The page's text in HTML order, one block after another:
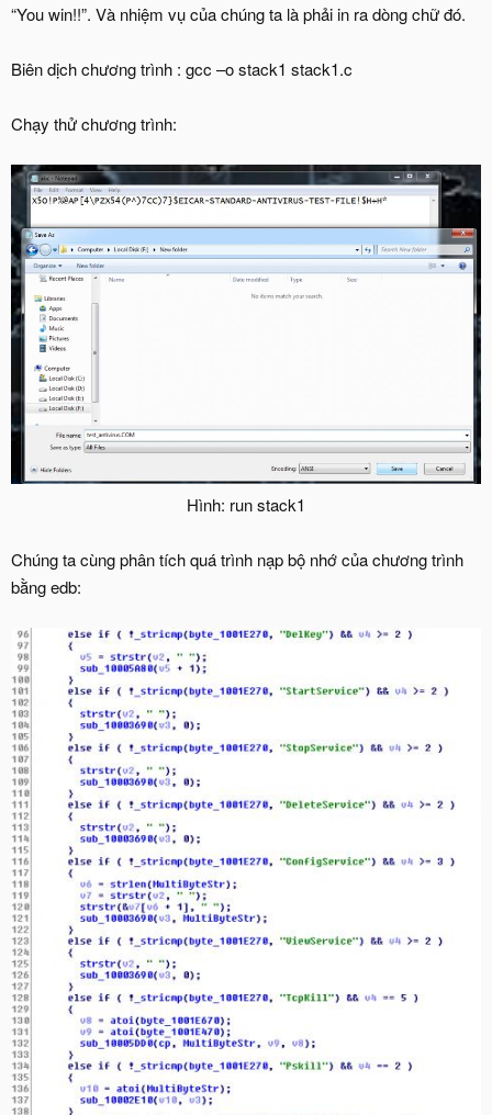
“You win!!”. Và nhiệm vụ của chúng ta là phải in ra dòng chữ đó.
Biên dịch chương trình : gcc –o stack1 stack1.c
Chạy thử chương trình:
Hình: run stack1​
Chúng ta cùng phân tích quá trình nạp bộ nhớ của chương trình
bằng edb: